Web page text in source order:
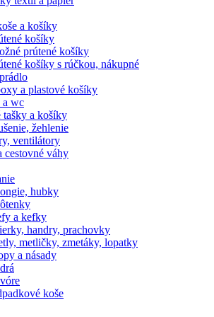
a košíky
košíky
prútené košíky
košíky s rúčkou, nákupné
a plastové košíky
wc
tašky a košíky
žehlenie
ventilátory
cestovné váhy
hubky
a kefky
handry, prachovky
metličky, zmetáky, lopatky
a násady
koše